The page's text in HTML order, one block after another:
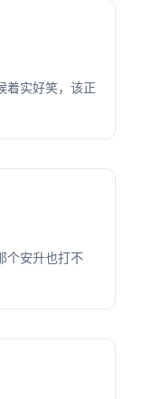
着实好笑，该正
个安升也打不